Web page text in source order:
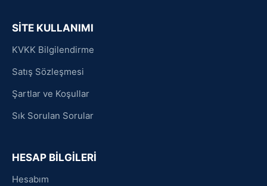
SİTE KULLANIMI
KVKK Bilgilendirme
Satış Sözleşmesi
Şartlar ve Koşullar
Sık Sorulan Sorular
HESAP BİLGİLERİ
Hesabım